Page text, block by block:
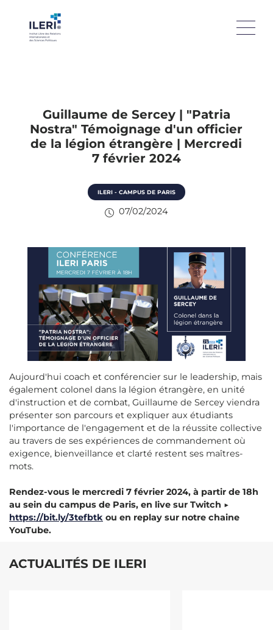
Guillaume de Sercey | "Patria
Nostra" Témoignage d'un officier
de la légion étrangère | Mercredi
7 février 2024
ILERI - CAMPUS DE PARIS
07/02/2024
Aujourd'hui coach et conférencier sur le leadership, mais
également colonel dans la légion étrangère, en unité
d'instruction et de combat, Guillaume de Sercey viendra
présenter son parcours et expliquer aux étudiants
l'importance de l'engagement et de la réussite collective
au travers de ses expériences de commandement où
exigence, bienveillance et clarté restent ses maîtres-
mots.
Rendez-vous le mercredi 7 février 2024, à partir de 18h
au sein du campus de Paris, en live sur Twitch ▶️
https://bit.ly/3tefbtk ou en replay sur notre chaine
YouTube.
ACTUALITÉS DE ILERI